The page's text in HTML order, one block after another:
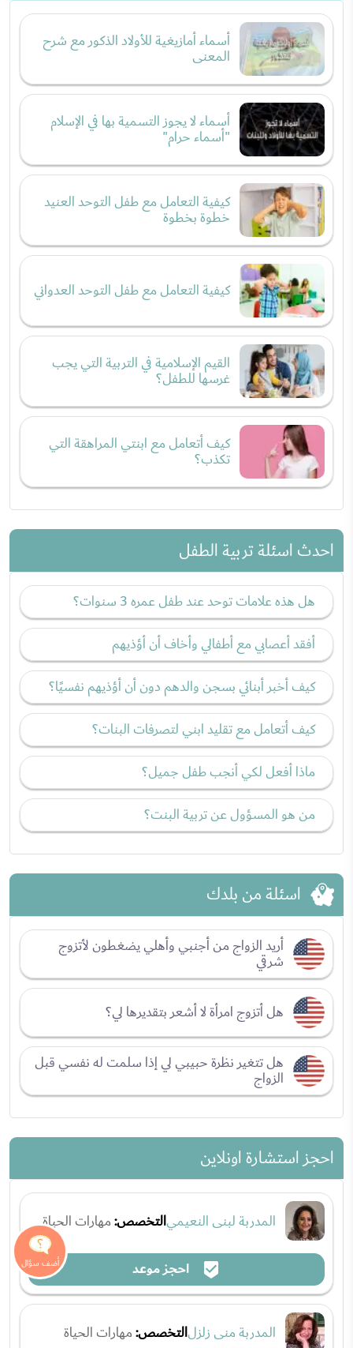
أسماء أمازيغية للأولاد الذكور مع شرح
المعنى
أسماء لا يجوز التسمية بها في الإسلام
"أسماء حرام"
كيفية التعامل مع طفل التوحد العنيد
خطوة بخطوة
كيفية التعامل مع طفل التوحد العدواني
القيم الإسلامية في التربية التي يجب
غرسها للطفل؟
كيف أتعامل مع ابنتي المراهقة التي
تكذب؟
احدث اسئلة تربية الطفل
هل هذه علامات توحد عند طفل عمره 3 سنوات؟
أفقد أعصابي مع أطفالي وأخاف أن أؤذيهم
كيف أخبر أبنائي بسجن والدهم دون أن أؤذيهم نفسيًا؟
كيف أتعامل مع تقليد ابني لتصرفات البنات؟
ماذا أفعل لكي أنجب طفل جميل؟
من هو المسؤول عن تربية البنت؟
اسئلة من بلدك
أريد الزواج من أجنبي وأهلي يضغطون لأتزوج
شرقي
هل أتزوج امرأة لا أشعر بتقديرها لي؟
هل تتغير نظرة حبيبي لي إذا سلمت له نفسي قبل
الزواج
احجز استشارة اونلاين
المدربة لبنى النعيميالتخصص:مهارات الحياة
احجز موعد
المدربة منى زلزلالتخصص:مهارات الحياة